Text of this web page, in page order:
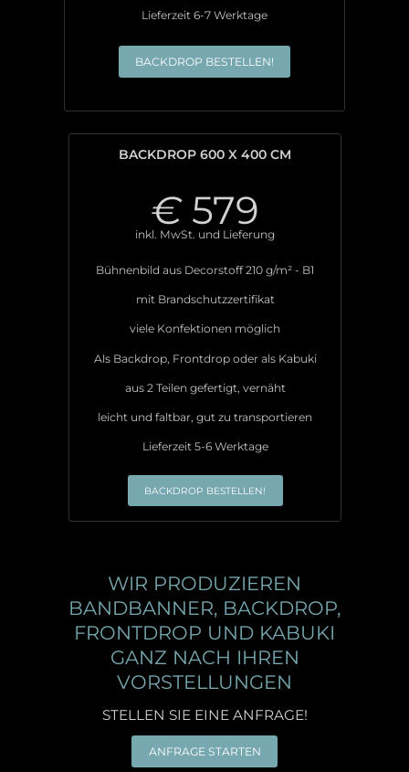
Lieferzeit 6-7 Werktage
BACKDROP BESTELLEN!
BACKDROP 600 X 400 CM
€579
inkl. MwSt. und Lieferung
Bühnenbild aus Decorstoff 210 g/m² - B1
mit Brandschutzzertifikat
viele Konfektionen möglich
Als Backdrop, Frontdrop oder als Kabuki
aus 2 Teilen gefertigt, vernäht
leicht und faltbar, gut zu transportieren
Lieferzeit 5-6 Werktage
BACKDROP BESTELLEN!
WIR PRODUZIEREN
BANDBANNER, BACKDROP,
FRONTDROP UND KABUKI
GANZ NACH IHREN
VORSTELLUNGEN
STELLEN SIE EINE ANFRAGE!
ANFRAGE STARTEN